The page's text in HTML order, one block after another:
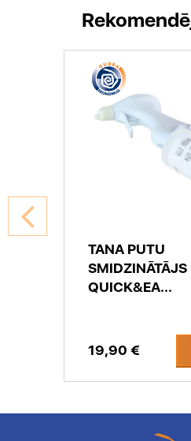
TANA PUTU
SMIDZINĀTĀJS
QUICK&EA...
19,90 €